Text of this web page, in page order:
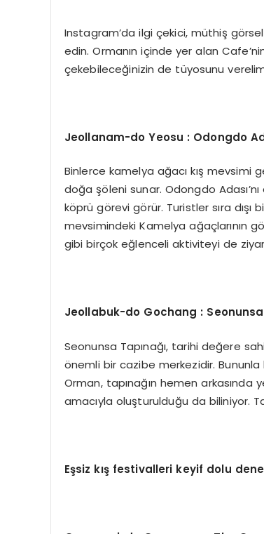
Instagram’da ilgi çekici, müthiş
edin. Ormanın içinde yer alan
çekebileceğinizin de tüyosunu
Jeollanam-do Yeosu : Odongdo
Binlerce kamelya ağacı kış mevsimi
doğa şöleni sunar. Odongdo
köprü görevi görür. Turistler sıra dışı
mevsimindeki Kamelya ağaçlarının
gibi birçok eğlenceli aktiviteyi de
Jeollabuk-do Gochang :
Seonunsa Tapınağı, tarihi değere
önemli bir cazibe merkezidir.
Orman, tapınağın hemen arkasında
amacıyla oluşturulduğu da biliniyor.
Eşsiz kış festivalleri keyif dolu